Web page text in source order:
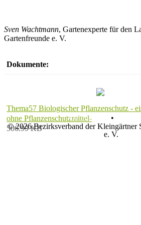
Sven Wachtmann, Gartenexperte für den
Gartenfreunde e. V.
Dokumente:
Thema57 Biologischer Pflanzenschutz -
ohne Pflanzenschutzmittel-
506.99 KB
Datenschutz •
© 2026 Bezirksverband der Kleingärtner
e. V.